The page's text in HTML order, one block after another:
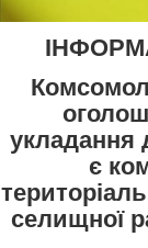
укладання
є
селищної